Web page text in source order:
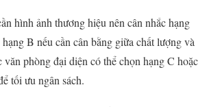
hình ảnh thương hiệu nên cân nhắc hạng
B nếu cần cân bằng giữa chất lượng và
văn phòng đại diện có thể chọn hạng C hoặc
tối ưu ngân sách.